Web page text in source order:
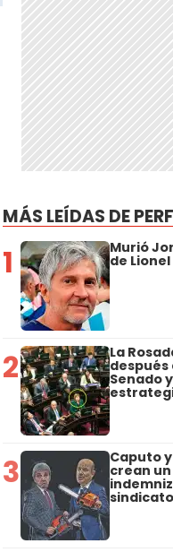
MÁS LEÍDAS DE
1 Murió
de
2 La
después
Senado
3 Caputo
crean